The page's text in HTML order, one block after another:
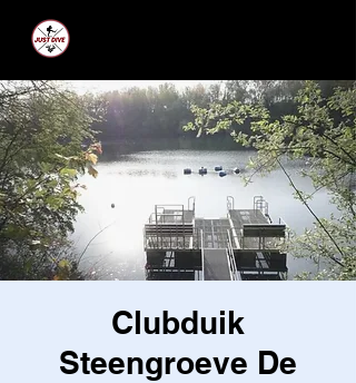
Clubduik
Steengroeve De